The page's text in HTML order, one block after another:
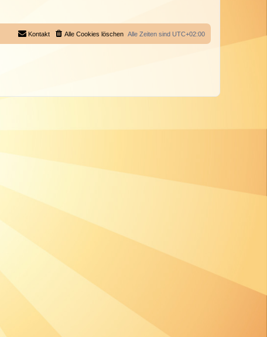
Alle Zeiten sind UTC+02:00
Alle Cookies löschen
Kontakt